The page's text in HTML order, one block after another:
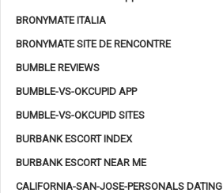
BRONYMATE ITALIA
BRONYMATE SITE DE RENCONTRE
BUMBLE REVIEWS
BUMBLE-VS-OKCUPID APP
BUMBLE-VS-OKCUPID SITES
BURBANK ESCORT INDEX
BURBANK ESCORT NEAR ME
CALIFORNIA-SAN-JOSE-PERSONALS DATING